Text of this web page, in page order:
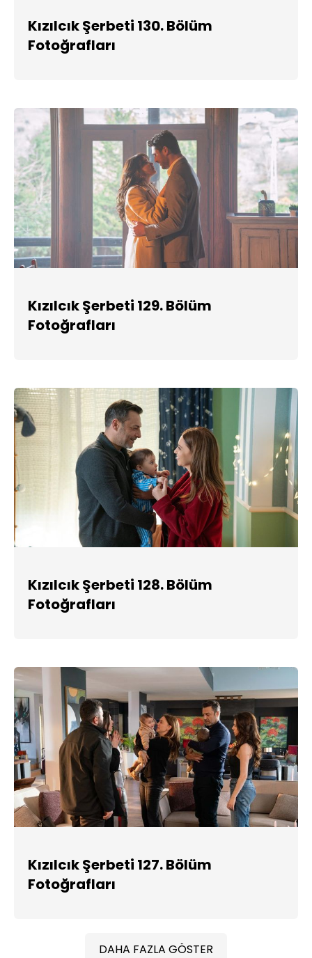
Kızılcık Şerbeti 130. Bölüm
Fotoğrafları
Kızılcık Şerbeti 129. Bölüm
Fotoğrafları
Kızılcık Şerbeti 128. Bölüm
Fotoğrafları
Kızılcık Şerbeti 127. Bölüm
Fotoğrafları
DAHA FAZLA GÖSTER